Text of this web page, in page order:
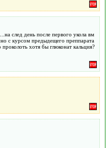
след день после первого укола вм
с курсом предыдещего преппарата
хотя бы глюконат кальция?